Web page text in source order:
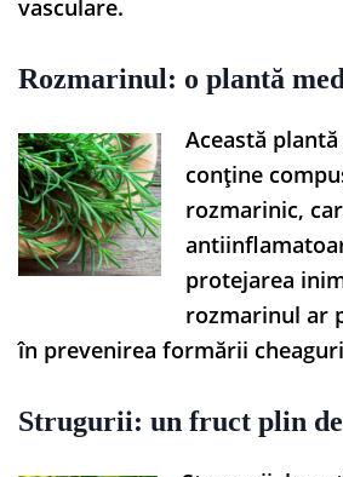
vasculare.
Rozmarinul: o plantă
Această
conține
rozmarinic,
protejarea
rozmarinul ar
în prevenirea formării
Strugurii: un fruct plin